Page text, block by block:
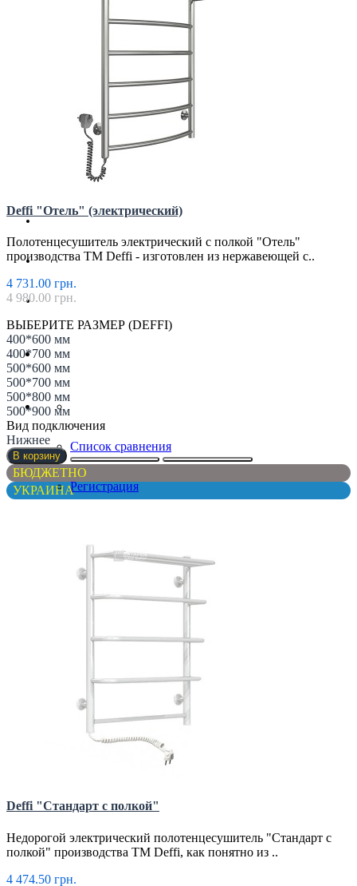
Радиаторные комплекты
Фитинги
Доставка и Оплата
Партнерам
Новости
Контакты
Список сравнения
Регистрация
Deffi "Отель" (электрический)
Полотенцесушитель электрический с полкой "Отель"
производства ТМ Deffi - изготовлен из нержавеющей с..
4 731.00 грн.
4 980.00 грн.
ВЫБЕРИТЕ РАЗМЕР (DEFFI)
400*600 мм
400*700 мм
500*600 мм
500*700 мм
500*800 мм
500*900 мм
Вид подключения
Нижнее
В корзину
БЮДЖЕТНО
УКРАИНА
Deffi "Стандарт с полкой"
Недорогой электрический полотенцесушитель "Стандарт с
полкой" производства ТМ Deffi, как понятно из ..
4 474.50 грн.